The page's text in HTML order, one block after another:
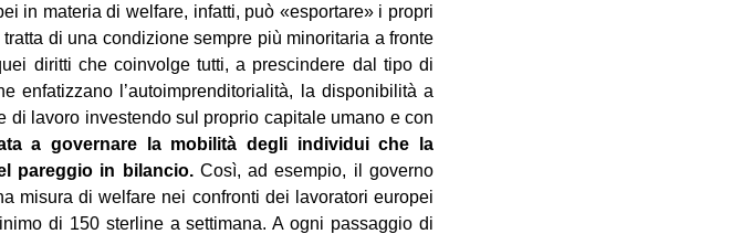
in materia di welfare, infatti, può «esportare» i propri
di una condizione sempre più minoritaria a fronte
diritti che coinvolge tutti, a prescindere dal tipo di
enfatizzano l’autoimprenditorialità, la disponibilità a
lavoro investendo sul proprio capitale umano e con
a governare la mobilità degli individui che la
pareggio in bilancio.Così, ad esempio, il governo
misura di welfare nei confronti dei lavoratori europei
di 150 sterline a settimana. A ogni passaggio di